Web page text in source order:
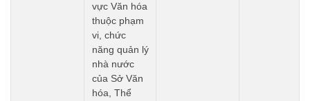
vực Văn hóa
thuộc phạm
vi, chức
năng quản lý
nhà nước
của Sở Văn
hóa, Thể